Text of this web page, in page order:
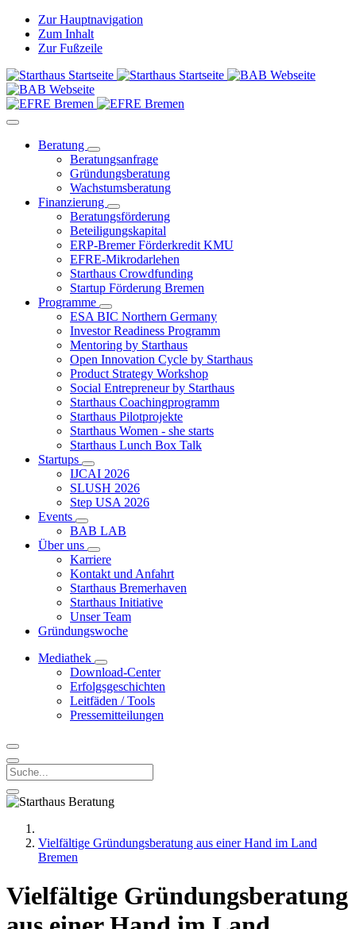
Zur Hauptnavigation
Zum Inhalt
Zur Fußzeile
Beratung
Beratungsanfrage
Gründungsberatung
Wachstumsberatung
Finanzierung
Beratungsförderung
Beteiligungskapital
ERP-Bremer Förderkredit KMU
EFRE-Mikrodarlehen
Starthaus Crowdfunding
Startup Förderung Bremen
Programme
ESA BIC Northern Germany
Investor Readiness Programm
Mentoring by Starthaus
Open Innovation Cycle by Starthaus
Product Strategy Workshop
Social Entrepreneur by Starthaus
Starthaus Coachingprogramm
Starthaus Pilotprojekte
Starthaus Women - she starts
Starthaus Lunch Box Talk
Startups
IJCAI 2026
SLUSH 2026
Step USA 2026
Events
BAB LAB
Über uns
Karriere
Kontakt und Anfahrt
Starthaus Bremerhaven
Starthaus Initiative
Unser Team
Gründungswoche
Mediathek
Download-Center
Erfolgsgeschichten
Leitfäden / Tools
Pressemitteilungen
Vielfältige Gründungsberatung aus einer Hand im Land
Bremen
Vielfältige Gründungsberatung